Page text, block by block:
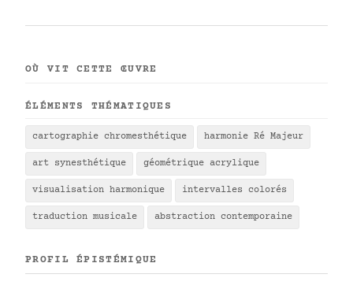
OÙ VIT CETTE ŒUVRE
ÉLÉMENTS THÉMATIQUES
cartographie chromesthétique harmonie Ré Majeur
art synesthétique géométrique acrylique
visualisation harmonique intervalles colorés
traduction musicale abstraction contemporaine
PROFIL ÉPISTÉMIQUE